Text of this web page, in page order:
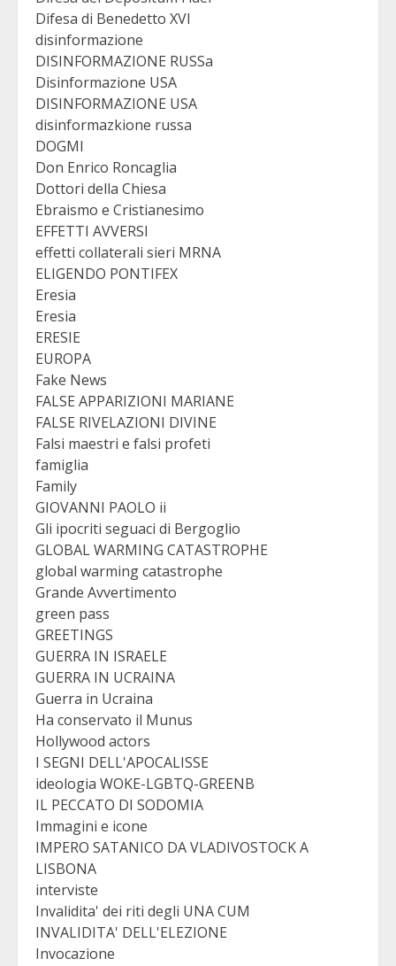
Difesa di Benedetto XVI
disinformazione
DISINFORMAZIONE RUSSa
Disinformazione USA
DISINFORMAZIONE USA
disinformazkione russa
DOGMI
Don Enrico Roncaglia
Dottori della Chiesa
Ebraismo e Cristianesimo
EFFETTI AVVERSI
effetti collaterali sieri MRNA
ELIGENDO PONTIFEX
Eresia
Eresia
ERESIE
EUROPA
Fake News
FALSE APPARIZIONI MARIANE
FALSE RIVELAZIONI DIVINE
Falsi maestri e falsi profeti
famiglia
Family
GIOVANNI PAOLO ii
Gli ipocriti seguaci di Bergoglio
GLOBAL WARMING CATASTROPHE
global warming catastrophe
Grande Avvertimento
green pass
GREETINGS
GUERRA IN ISRAELE
GUERRA IN UCRAINA
Guerra in Ucraina
Ha conservato il Munus
Hollywood actors
I SEGNI DELL'APOCALISSE
ideologia WOKE-LGBTQ-GREENB
IL PECCATO DI SODOMIA
Immagini e icone
IMPERO SATANICO DA VLADIVOSTOCK A
LISBONA
interviste
Invalidita' dei riti degli UNA CUM
INVALIDITA' DELL'ELEZIONE
Invocazione